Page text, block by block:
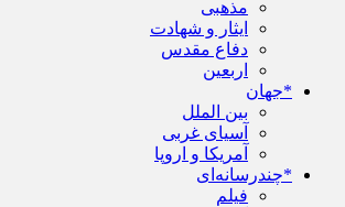
مذهبی
ایثار و شهادت
دفاع مقدس
اربعین
*جهان
بین الملل
آسیای غربی
آمریکا و اروپا
*چندرسانه‌ای
فیلم